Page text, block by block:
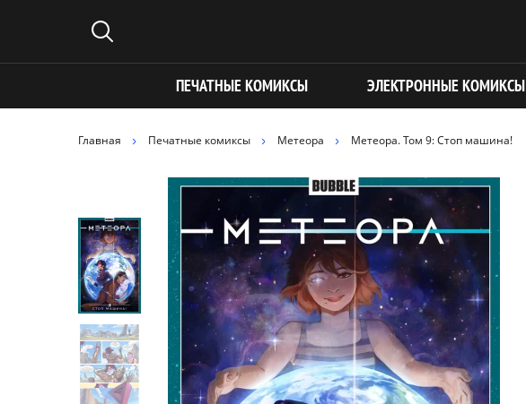
ПЕЧАТНЫЕ КОМИКСЫ ЭЛЕКТРОННЫЕ КОМИКСЫ
Главная Печатные комиксы Метеора Метеора. Том 9: Стоп машина!